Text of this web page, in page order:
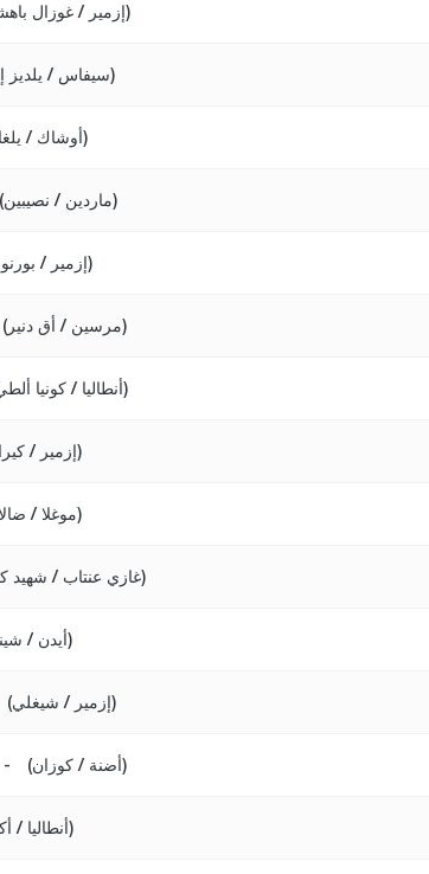
(إزمير / غوزال باهشيه)
(سيفاس / يلديز إيلي)
(أوشاك / يلغان)
(ماردين / نصيبين)
(إزمير / بورنوفا)
(مرسين / أق دنير)
(أنطاليا / كونيا ألطي)
(إزمير / كيراز)
(موغلا / ضالامان)
(غازي عنتاب / شهيد كامل)
(أيدن / شينيه)
(إزمير / شيغلي)
- (أضنة / كوزان)
(أنطاليا / أكسو)